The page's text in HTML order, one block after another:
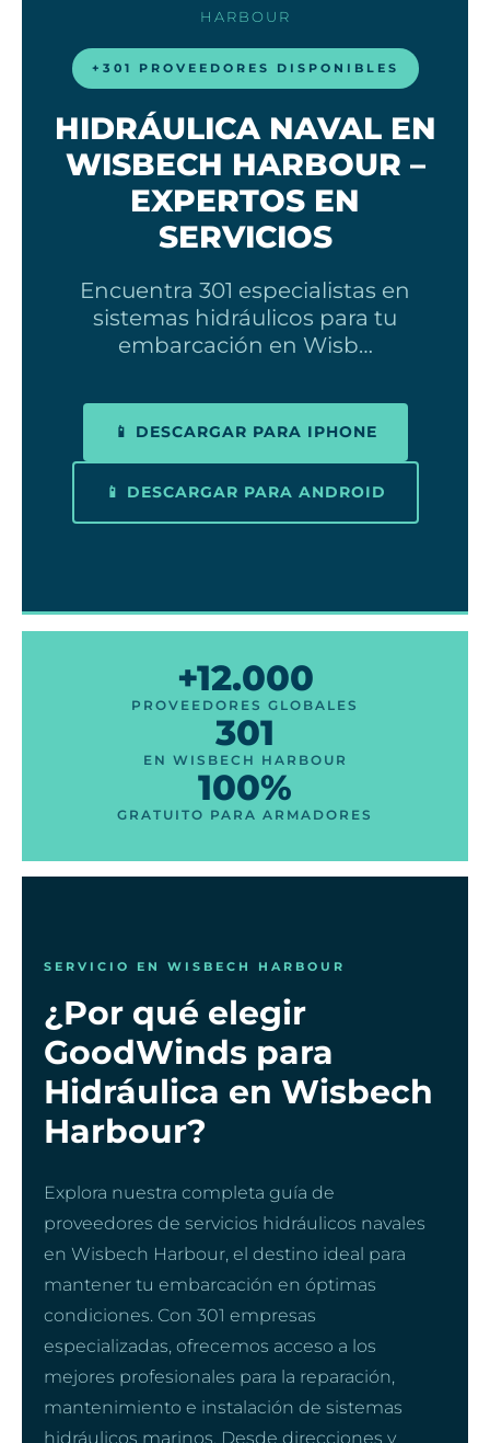
HARBOUR
+301 PROVEEDORES DISPONIBLES
HIDRÁULICA NAVAL EN
WISBECH HARBOUR –
EXPERTOS EN
SERVICIOS
Encuentra 301 especialistas en
sistemas hidráulicos para tu
embarcación en Wisb…
📱 DESCARGAR PARA IPHONE
📱 DESCARGAR PARA ANDROID
+12.000
PROVEEDORES GLOBALES
301
EN WISBECH HARBOUR
100%
GRATUITO PARA ARMADORES
SERVICIO EN WISBECH HARBOUR
¿Por qué elegir
GoodWinds para
Hidráulica en Wisbech
Harbour?
Explora nuestra completa guía de
proveedores de servicios hidráulicos navales
en Wisbech Harbour, el destino ideal para
mantener tu embarcación en óptimas
condiciones. Con 301 empresas
especializadas, ofrecemos acceso a los
mejores profesionales para la reparación,
mantenimiento e instalación de sistemas
hidráulicos marinos. Desde direcciones y